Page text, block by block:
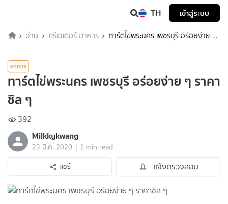
TH เข้าสู่ระบบ
อ่าน ครีเอเตอร์ อาหาร
ทาร์ตไข่พระนคร เพชรบุรี อร่อยง่าย ๆ
อาหาร
ทาร์ตไข่พระนคร เพชรบุรี อร่อยง่าย ๆ ราคา
ชิล ๆ
392
Milkkykwang
23 มี.ค. 2020 | 1 min read
แชร์
แจ้งตรวจสอบ